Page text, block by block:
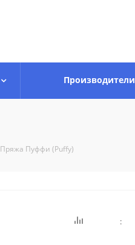
Производители
Пряжа Пуффи (Puffy)
: